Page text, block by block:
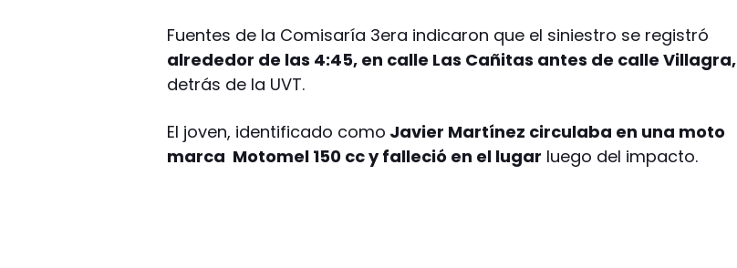
Fuentes de la Comisaría 3era indicaron que el siniestro se registró
alrededor de las 4:45, en calle Las Cañitas antes de calle Villagra,
detrás de la UVT.
El joven, identificado como Javier Martínez circulaba en una moto
marca Motomel 150 cc y falleció en el lugar luego del impacto.